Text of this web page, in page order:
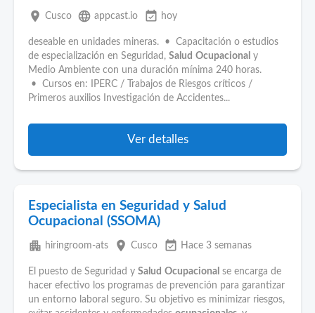
place Cusco language appcast.io event_available hoy
deseable en unidades mineras. • Capacitación o estudios
de especialización en Seguridad, Salud Ocupacional y
Medio Ambiente con una duración mínima 240 horas.
• Cursos en: IPERC / Trabajos de Riesgos críticos /
Primeros auxilios Investigación de Accidentes...
Ver detalles
Especialista en Seguridad y Salud
Ocupacional (SSOMA)
apartment hiringroom-ats place Cusco event_available Hace 3 semanas
El puesto de Seguridad y Salud Ocupacional se encarga de
hacer efectivo los programas de prevención para garantizar
un entorno laboral seguro. Su objetivo es minimizar riesgos,